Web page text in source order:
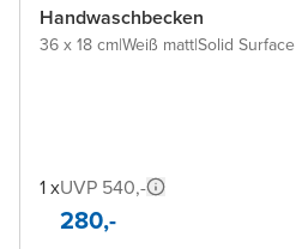
Handwaschbecken
36 x 18 cm|Weiß matt|Solid Surface
1 xUVP 540,-
280,-